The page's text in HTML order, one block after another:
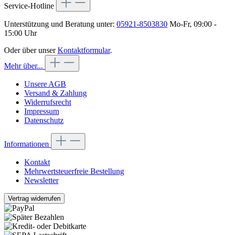
Service-Hotline
Unterstützung und Beratung unter: 05921-8503830 Mo-Fr, 09:00 -
15:00 Uhr
Oder über unserKontaktformular.
Mehr über...
Unsere AGB
Versand & Zahlung
Widerrufsrecht
Impressum
Datenschutz
Informationen
Kontakt
Mehrwertsteuerfreie Bestellung
Newsletter
Vertrag widerrufen